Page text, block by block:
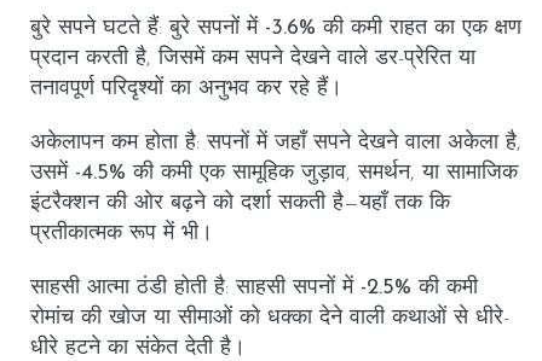
बुरे सपने घटते हैं: बुरे सपनों में -3.6% की कमी राहत का एक क्षण
प्रदान करती है, जिसमें कम सपने देखने वाले डर-प्रेरित या
तनावपूर्ण परिदृश्यों का अनुभव कर रहे हैं।
अकेलापन कम होता है: सपनों में जहाँ सपने देखने वाला अकेलाहै,
उसमें -4.5% की कमी एक सामूहिक जुड़ाव, समर्थन, या सामाजिक
इंटरैक्शन की ओर बढ़ने को दर्शा सकती है—यहाँ तक कि
प्रतीकात्मक रूप में भी।
साहसी आत्मा ठंडी होती है: साहसी सपनों में -2.5% की कमी
रोमांच की खोज या सीमाओं को धक्का देने वाली कथाओं से धीरे-
धीरे हटने का संकेत देती है।